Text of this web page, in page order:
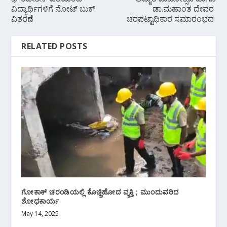
ವಿದ್ಯಾರ್ಥಿಗಳಿಗೆ ನೋಟ್ ಬುಕ್
ವಿತರಣೆ
ಡಾ.ಮಹಾಂತ ದೇವರ
ಚರಪಟ್ಟಾಧಿಕಾರ ಸಮಾರಂಭದ
RELATED POSTS
ಗೋಕಾಕ್ ಚರಂಡಿಯಲ್ಲಿ ಕೊಚ್ಚಿಹೋದ ವ್ಯಕ್ತಿ ; ಮುಂದುವರಿದ
ಶೋಧಕಾರ್ಯ
May 14, 2025